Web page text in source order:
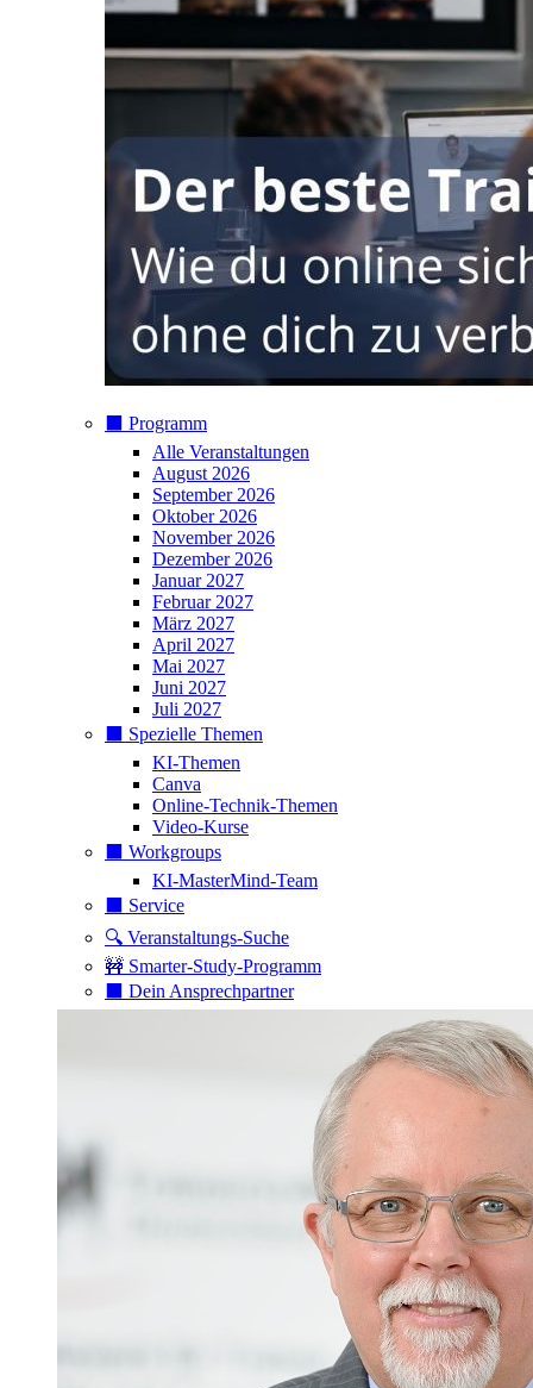
⬛️ Programm
Alle Veranstaltungen
August 2026
September 2026
Oktober 2026
November 2026
Dezember 2026
Januar 2027
Februar 2027
März 2027
April 2027
Mai 2027
Juni 2027
Juli 2027
⬛️ Spezielle Themen
KI-Themen
Canva
Online-Technik-Themen
Video-Kurse
⬛️ Workgroups
KI-MasterMind-Team
⬛️ Service
🔍 Veranstaltungs-Suche
🚧 Smarter-Study-Programm
⬛️ Dein Ansprechpartner